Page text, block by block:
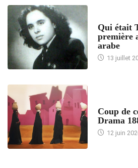
Qui était
première
arabe
13 juillet
Coup de
Drama
12 juin